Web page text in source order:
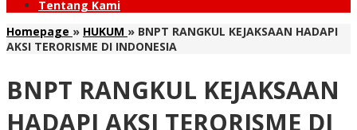
Tentang Kami
Homepage » HUKUM » BNPT RANGKUL KEJAKSAAN HADAPI
AKSI TERORISME DI INDONESIA
BNPT RANGKUL KEJAKSAAN
HADAPI AKSI TERORISME DI